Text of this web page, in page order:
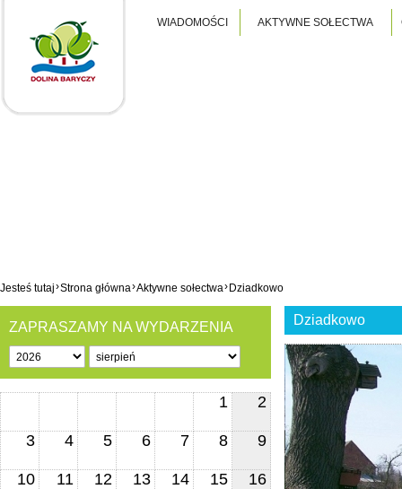
WIADOMOŚCI AKTYWNE SOŁECTWA
Jesteś tutaj›Strona główna›Aktywne sołectwa›Dziadkowo
ZAPRASZAMY NA WYDARZENIA
1 2
3 4 5 6 7 8 9
10 11 12 13 14 15 16
Dziadkowo